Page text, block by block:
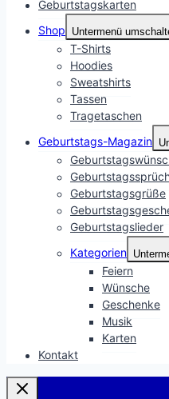
Geburtstagskarten
Shop
Untermenü
T-Shirts
Hoodies
Sweatshirts
Tassen
Tragetaschen
Geburtstags-Magazin
Geburtstagsgrüße
Geburtstagslieder
Kategorien
Feiern
Wünsche
Geschenke
Musik
Karten
Kontakt